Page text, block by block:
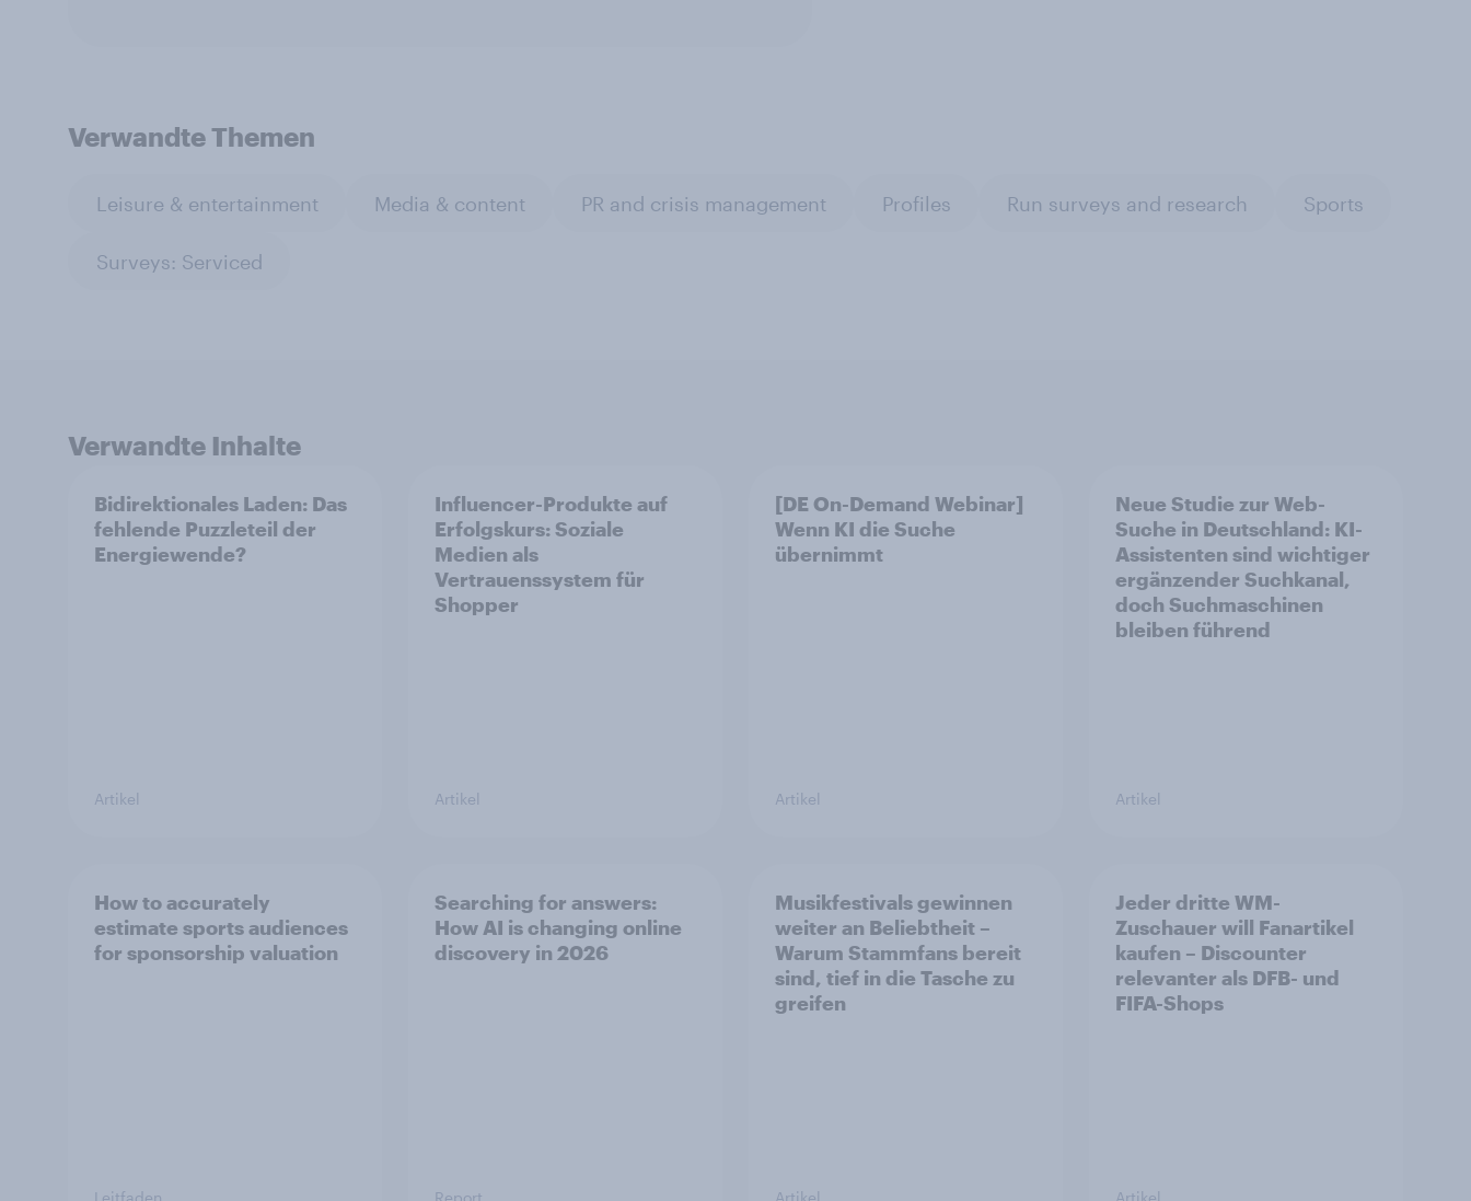
Verwandte Themen
Leisure & entertainment Media & content PR and crisis management Profiles Run surveys and research Sports
Surveys: Serviced
Verwandte Inhalte
Bidirektionales Laden: Das
fehlende Puzzleteil der
Energiewende?
Artikel
Influencer-Produkte auf
Erfolgskurs: Soziale
Medien als
Vertrauenssystem für
Shopper
Artikel
[DE On-Demand Webinar]
Wenn KI die Suche
übernimmt
Artikel
Neue Studie zur Web-
Suche in Deutschland: KI-
Assistenten sind wichtiger
ergänzender Suchkanal,
doch Suchmaschinen
bleiben führend
Artikel
How to accurately
estimate sports audiences
for sponsorship valuation
Searching for answers:
How AI is changing online
discovery in 2026
Musikfestivals gewinnen
weiter an Beliebtheit –
Warum Stammfans bereit
sind, tief in die Tasche zu
greifen
Jeder dritte WM-
Zuschauer will Fanartikel
kaufen – Discounter
relevanter als DFB- und
FIFA-Shops